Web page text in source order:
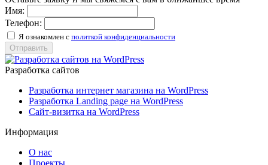
Имя:
Телефон:
Я ознакомлен с политкой конфиденциальности
Отправить
Разработка сайтов
Разработка интернет магазина на WordPress
Разработка Landing page на WordPress
Сайт-визитка на WordPress
Информация
О нас